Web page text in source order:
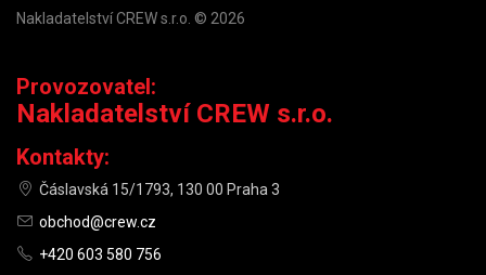
Nakladatelství CREW s.r.o. © 2026
Provozovatel:
Nakladatelství CREW s.r.o.
Kontakty:
Čáslavská 15/1793, 130 00 Praha 3
obchod@crew.cz
+420 603 580 756